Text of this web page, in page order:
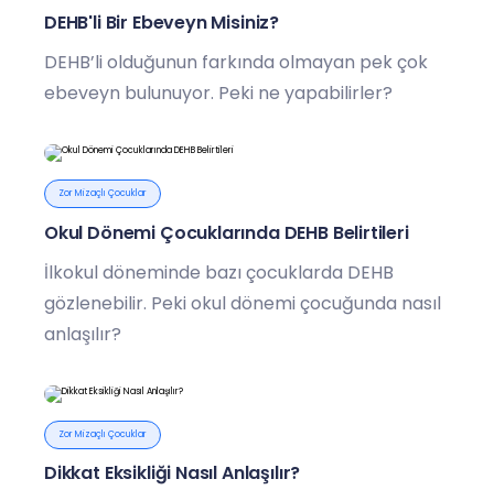
DEHB'li Bir Ebeveyn Misiniz?
DEHB’li olduğunun farkında olmayan pek çok
ebeveyn bulunuyor. Peki ne yapabilirler?
Zor Mizaçlı Çocuklar
Okul Dönemi Çocuklarında DEHB Belirtileri
İlkokul döneminde bazı çocuklarda DEHB
gözlenebilir. Peki okul dönemi çocuğunda nasıl
anlaşılır?
Zor Mizaçlı Çocuklar
Dikkat Eksikliği Nasıl Anlaşılır?